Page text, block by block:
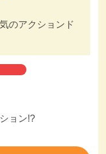
のアクションド
ョン!?